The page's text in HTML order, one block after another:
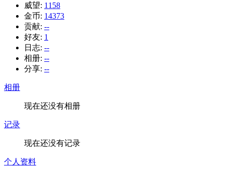
威望: 1158
金币: 14373
贡献: --
好友: 1
日志: --
相册: --
分享: --
相册
现在还没有相册
记录
现在还没有记录
个人资料